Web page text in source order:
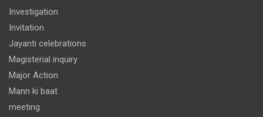
Investigation
Invitation
Jayanti celebrations
Magisterial inquiry
Major Action
Mann ki baat
meeting